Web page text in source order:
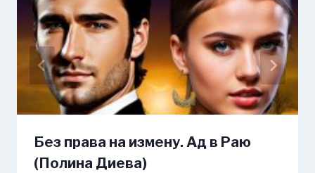
Без права на измену. Ад в Раю
(Полина Диева)